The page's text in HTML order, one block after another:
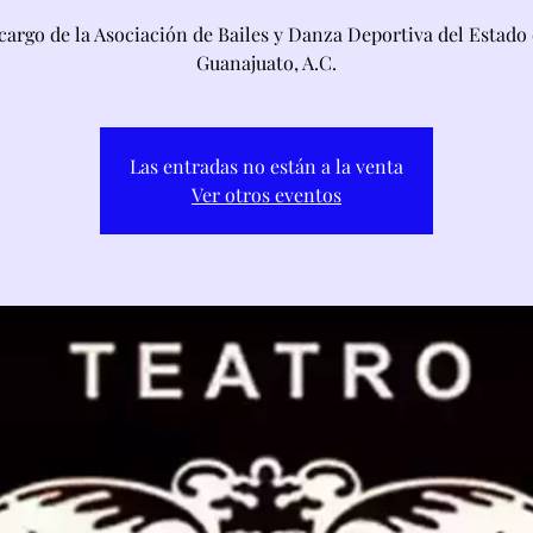
de la Asociación de Bailes y Danza Deportiva del Estado
Guanajuato, A.C.
Las entradas no están a la venta
Ver otros eventos